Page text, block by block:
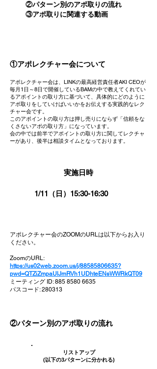
​②パターン別のアポ取りの流れ
③アポ取りに関連する動画
①アポレクチャー会について
アポレクチャー会は、LINKの最高経営責任者AKI CEOが
毎月1日～8日で開催しているBAMの中で教えてくれてい
るアポイントの取り方に基づいて、具体的にどのように
アポ取りをしていけばいいかをお伝えする実践的なレク
チャー会です。
このアポイントの取り方は押し売りにならず「信頼をな
くさないアポの取り方」になっています。
​会の中では前半でアポイントの取り方に関してレクチャ
ーがあり、後半は相談タイムとなっております。
実施日時
1/11（日）15:30-16:30
アポレクチャー会のZOOMのURLは以下からお入り
ください。
ZoomのURL:
https://us02web.zoom.us/j/88585806635?
pwd=QTZiZmpaUlJmRVh1UDhteENsWWRkQT09
ミーティング ID:885 8580 6635
パスコード: 280313
②パターン別のアポ取りの流れ
​リストアップ
(以下の3パターンに分かれる)